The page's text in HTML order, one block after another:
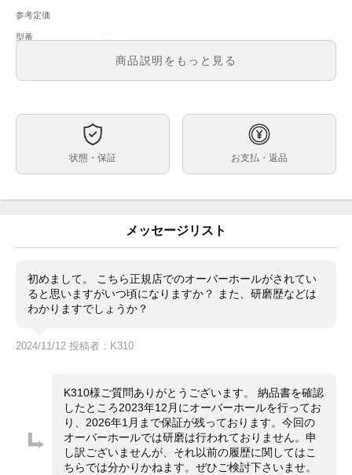
参考定価
型番
メンズ
文字盤 黒文字盤
40mm
ケース素材
メータータグ・シリアルタグ・国際サービス保証書
目立つキズや打痕の無い美品のお品物です。
コメント
1989年頃から生産されている、第3世代のサブマリーナ
デイトが入荷しました！こちらは文字盤の立ち上がり部
高年式の良個体は数が少なくなってきていますので、お
了承ください。ご来店前に在庫の有無のご確認をお勧め
します。
※価格に関してのお問い合わせはメッセージでご質問頂
いてもお答えしておりません。直接店頭へお問い合わせ
ください。
商品説明をもっと見る
状態・保証 お支払・返品
メッセージリスト
初めまして。 こちら正規店でのオーバーホールがされてい
ると思いますがいつ頃になりますか？ また、研磨歴などは
わかりますでしょうか？
2024/11/12 投稿者：K310
K310様ご質問ありがとうございます。 納品書を確認
したところ2023年12月にオーバーホールを行ってお
り、2026年1月まで保証が残っております。今回の
オーバーホールでは研磨は行われておりません。申
し訳ございませんが、それ以前の履歴に関してはこ
ちらでは分かりかねます。ぜひご検討下さいませ。